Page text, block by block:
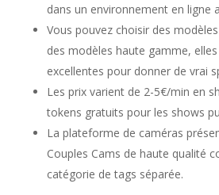
dans un environnement en ligne
Vous pouvez choisir des
des modèles haute gamme,
excellentes pour donner de vrai
Les prix varient de 2-5€/min en
tokens gratuits pour les shows
La plateforme de caméras
Couples Cams de haute qualité
catégorie de tags séparée.